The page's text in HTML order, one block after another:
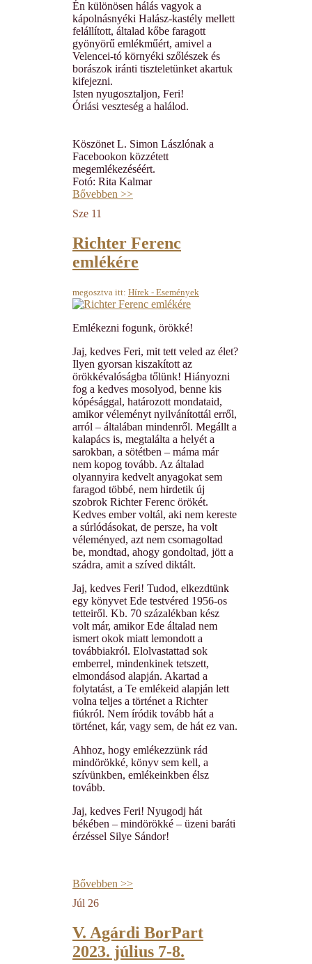
Én különösen hálás vagyok a
kápolnásnyéki Halász-kastély mellett
felállított, általad kőbe faragott
gyönyörű emlékműért, amivel a
Velencei-tó környéki szőlészek és
borászok iránti tiszteletünket akartuk
kifejezni.
Isten nyugosztaljon, Feri!
Óriási veszteség a halálod.
Köszönet L. Simon Lászlónak a
Facebookon közzétett
megemlékezéséért.
Fotó: Rita Kalmar
Bővebben >>
Sze 11
Richter Ferenc
emlékére
megosztva itt: Hírek - Események
Emlékezni fogunk, örökké!
Jaj, kedves Feri, mit tett veled az élet?
Ilyen gyorsan kiszakított az
örökkévalóságba tőlünk! Hiányozni
fog a kedves mosolyod, benne kis
kópésággal, határozott mondataid,
amikor véleményt nyilvánítottál erről,
arról – általában mindenről. Megállt a
kalapács is, megtalálta a helyét a
sarokban, a sötétben – máma már
nem kopog tovább. Az általad
olyannyira kedvelt anyagokat sem
faragod többé, nem hirdetik új
szobrok Richter Ferenc örökét.
Kedves ember voltál, aki nem kereste
a súrlódásokat, de persze, ha volt
véleményed, azt nem csomagoltad
be, mondtad, ahogy gondoltad, jött a
szádra, amit a szíved diktált.
Jaj, kedves Feri! Tudod, elkezdtünk
egy könyvet Ede testvéred 1956-os
tetteiről. Kb. 70 százalékban kész
volt már, amikor Ede általad nem
ismert okok miatt lemondott a
továbbiakról. Elolvastattad sok
emberrel, mindenkinek tetszett,
elmondásod alapján. Akartad a
folytatást, a Te emlékeid alapján lett
volna teljes a történet a Richter
fiúkról. Nem íródik tovább hát a
történet, kár, vagy sem, de hát ez van.
Ahhoz, hogy emlékezzünk rád
mindörökké, könyv sem kell, a
szívünkben, emlékeinkben élsz
tovább.
Jaj, kedves Feri! Nyugodj hát
békében – mindörökké – üzeni baráti
érzéssel Silye Sándor!
Bővebben >>
Júl 26
V. Agárdi BorPart
2023. július 7-8.